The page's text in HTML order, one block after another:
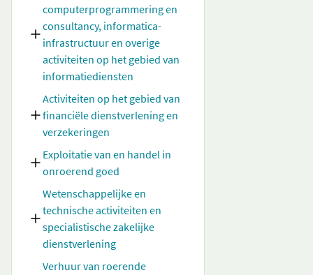
computerprogrammering en
consultancy, informatica-
infrastructuur en overige
activiteiten op het gebied van
informatiediensten
Activiteiten op het gebied van
financiële dienstverlening en
verzekeringen
Exploitatie van en handel in
onroerend goed
Wetenschappelijke en
technische activiteiten en
specialistische zakelijke
dienstverlening
Verhuur van roerende